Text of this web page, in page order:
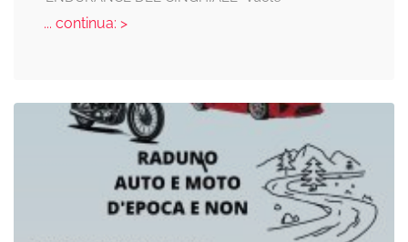
... continua: >